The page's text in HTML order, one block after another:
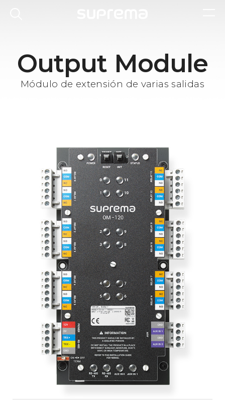
Output Module
Módulo de extensión de varias salidas